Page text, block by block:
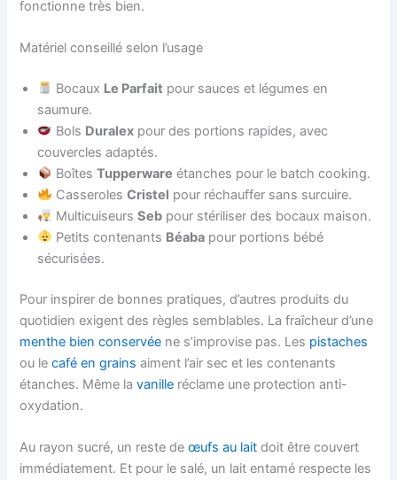
fonctionne très bien.
Matériel conseillé selon l’usage
Bocaux Le Parfait pour sauces et légumes en
saumure.
Bols Duralex pour des portions rapides, avec
couvercles adaptés.
BoîtesTupperware étanches pour le batch cooking.
CasserolesCristel pour réchauffer sans surcuire.
MulticuiseursSeb pour stériliser des bocaux maison.
Petits contenants Béaba pour portions bébé
sécurisées.
Pour inspirer de bonnes pratiques, d’autres produits du
quotidien exigent des règles semblables. La fraîcheur d’une
menthe bien conservée ne s’improvise pas. Les pistaches
ou lecafé en grains aiment l’air sec et les contenants
étanches. Même lavanille réclame une protection anti-
oxydation.
Au rayon sucré, un reste deœufs au lait doit être couvert
immédiatement. Et pour le salé, un lait entamé respecte les